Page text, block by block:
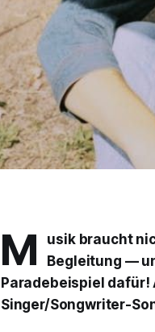
M
usik braucht
Begleitung —
Paradebeispiel
Singer/Songwriter-